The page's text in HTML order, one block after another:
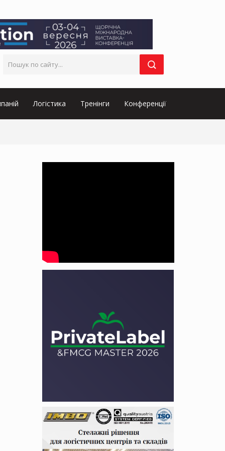
Логістика Тренінги Конференції